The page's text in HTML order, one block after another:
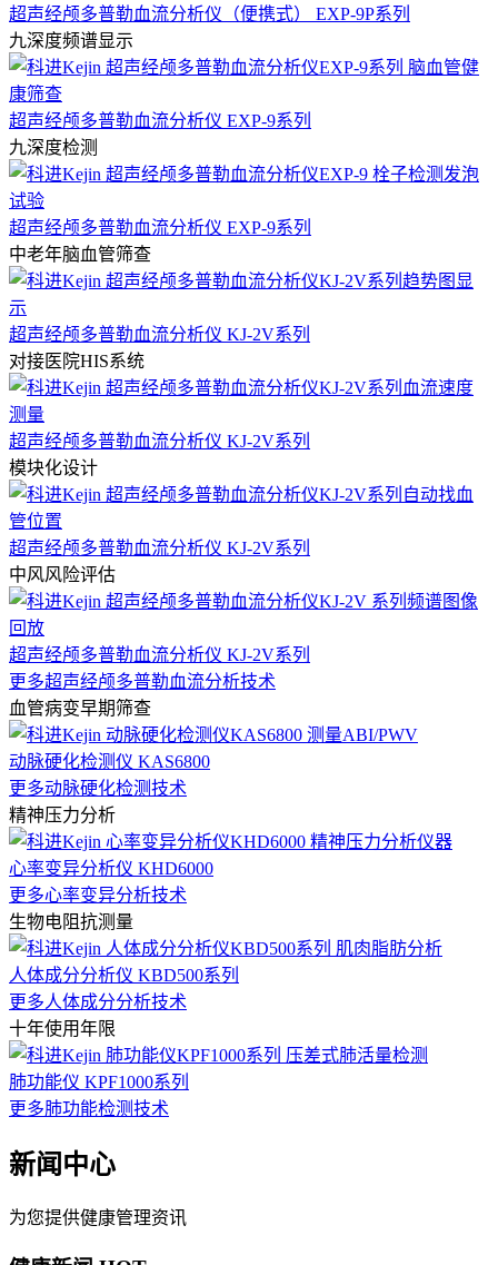
超声经颅多普勒血流分析仪（便携式） EXP-9P系列
九深度频谱显示
超声经颅多普勒血流分析仪 EXP-9系列
九深度检测
超声经颅多普勒血流分析仪 EXP-9系列
中老年脑血管筛查
超声经颅多普勒血流分析仪 KJ-2V系列
对接医院HIS系统
超声经颅多普勒血流分析仪 KJ-2V系列
模块化设计
超声经颅多普勒血流分析仪 KJ-2V系列
中风风险评估
超声经颅多普勒血流分析仪 KJ-2V系列
更多超声经颅多普勒血流分析技术
血管病变早期筛查
动脉硬化检测仪 KAS6800
更多动脉硬化检测技术
精神压力分析
心率变异分析仪 KHD6000
更多心率变异分析技术
生物电阻抗测量
人体成分分析仪 KBD500系列
更多人体成分分析技术
十年使用年限
肺功能仪 KPF1000系列
更多肺功能检测技术
新闻中心
为您提供健康管理资讯